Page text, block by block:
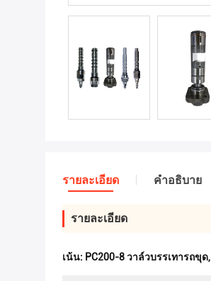
รายละเอียด คําอธิบาย
รายละเอียด
เน้น: PC200-8 วาล์วบรรเทารถขุด,